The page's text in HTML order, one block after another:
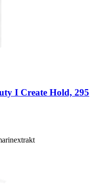
I Create Hold, 295